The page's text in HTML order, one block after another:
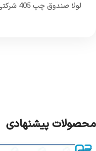
لولا‌ صندوق‌ ‌چپ‌ 405 شرکتی 0699
محصولات پیشنهادی